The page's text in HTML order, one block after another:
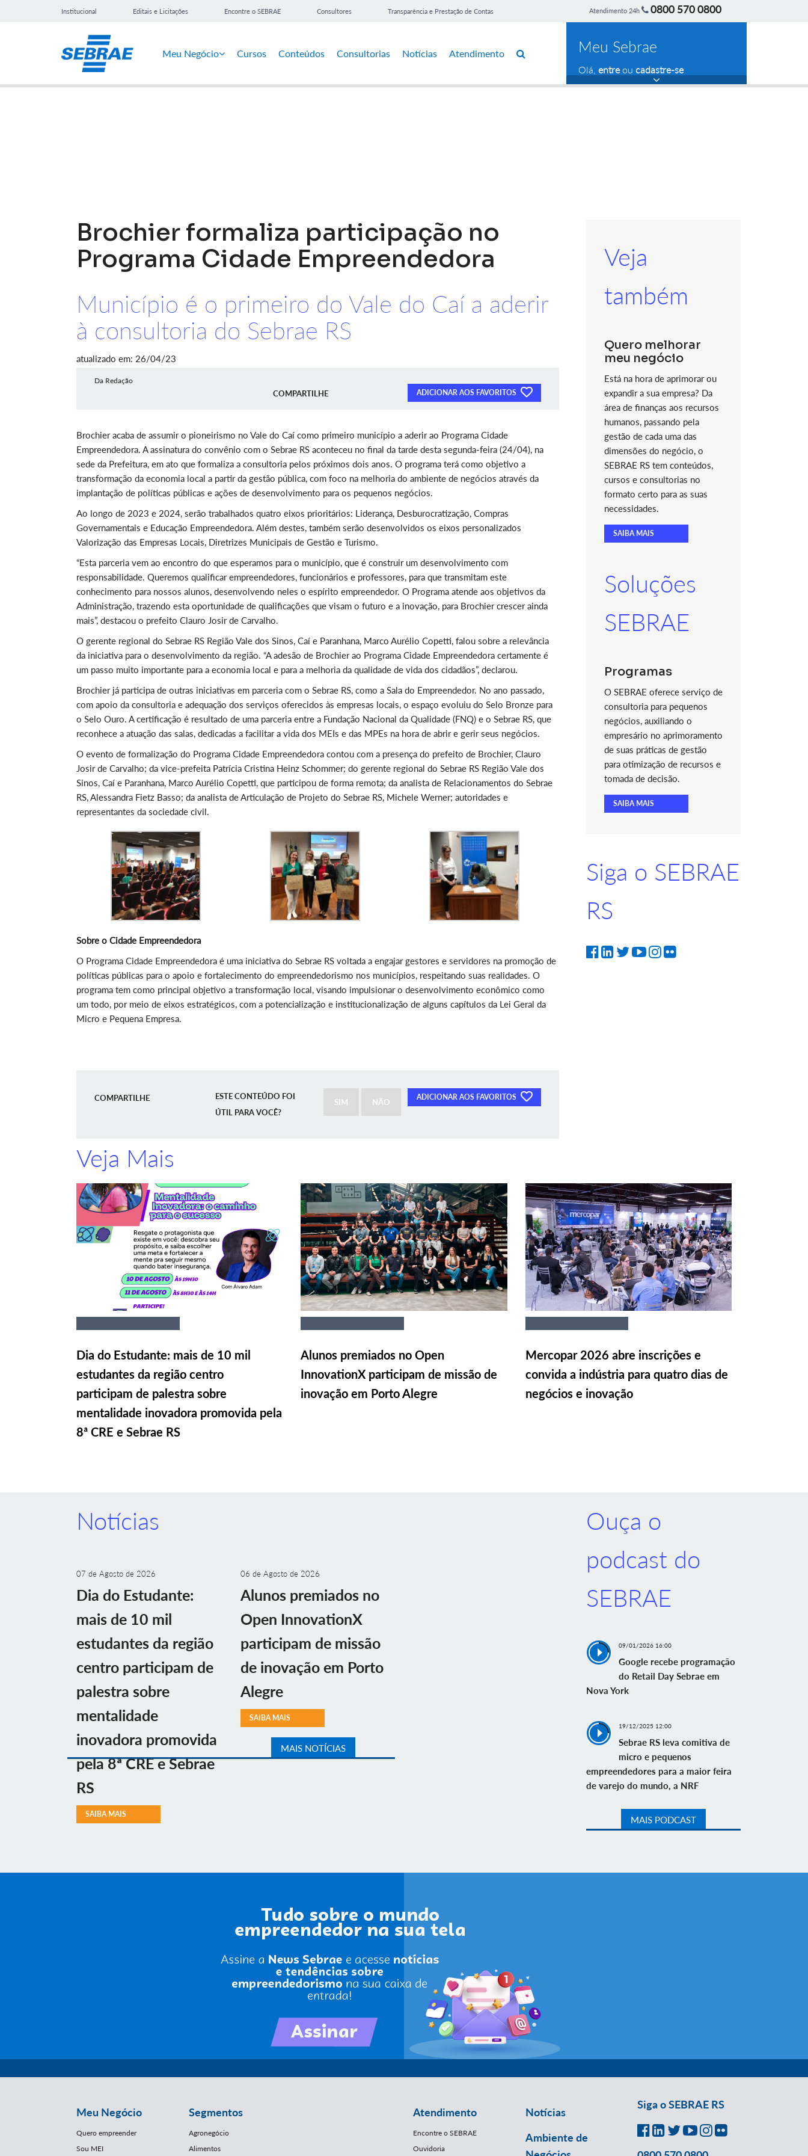
Institucional Editais e Licitações Encontre o SEBRAE Consultores Transparência e Prestação de Contas Atendimento 24h 0800 570 0800
Meu Negócio Cursos Conteúdos Consultorias Notícias Atendimento Meu Sebrae
Olá, entreou cadastre-se
Brochier formaliza participação no
Programa Cidade Empreendedora
Município é o primeiro do Vale do Caí a aderir
à consultoria do Sebrae RS
atualizado em: 26/04/23
Da Redação
COMPARTILHE ADICIONAR AOS FAVORITOS
Brochier acaba de assumir o pioneirismo no Vale do Caí como primeiro município a aderir ao Programa Cidade
Empreendedora. A assinatura do convênio com o Sebrae RS aconteceu no final da tarde desta segunda-feira (24/04), na
sede da Prefeitura, em ato que formaliza a consultoria pelos próximos dois anos. O programa terá como objetivo a
transformação da economia local a partir da gestão pública, com foco na melhoria do ambiente de negócios através da
implantação de políticas públicas e ações de desenvolvimento para os pequenos negócios.
Ao longo de 2023 e 2024, serão trabalhados quatro eixos prioritários: Liderança, Desburocratização, Compras
Governamentais e Educação Empreendedora. Além destes, também serão desenvolvidos os eixos personalizados
Valorização das Empresas Locais, Diretrizes Municipais de Gestão e Turismo.
“Esta parceria vem ao encontro do que esperamos para o município, que é construir um desenvolvimento com
responsabilidade. Queremos qualificar empreendedores, funcionários e professores, para que transmitam este
conhecimento para nossos alunos, desenvolvendo neles o espírito empreendedor. O Programa atende aos objetivos da
Administração, trazendo esta oportunidade de qualificações que visam o futuro e a inovação, para Brochier crescer ainda
mais”, destacou o prefeito Clauro Josir de Carvalho.
O gerente regional do Sebrae RS Região Vale dos Sinos, Caí e Paranhana, Marco Aurélio Copetti, falou sobre a relevância
da iniciativa para o desenvolvimento da região. “A adesão de Brochier ao Programa Cidade Empreendedora certamente é
um passo muito importante para a economia local e para a melhoria da qualidade de vida dos cidadãos”, declarou.
Brochier já participa de outras iniciativas em parceria com o Sebrae RS, como a Sala do Empreendedor. No ano passado,
com apoio da consultoria e adequação dos serviços oferecidos às empresas locais, o espaço evoluiu do Selo Bronze para
o Selo Ouro. A certificação é resultado de uma parceria entre a Fundação Nacional da Qualidade (FNQ) e o Sebrae RS, que
reconhece a atuação das salas, dedicadas a facilitar a vida dos MEIs e das MPEs na hora de abrir e gerir seus negócios.
O evento de formalização do Programa Cidade Empreendedora contou com a presença do prefeito de Brochier, Clauro
Josir de Carvalho; da vice-prefeita Patrícia Cristina Heinz Schommer; do gerente regional do Sebrae RS Região Vale dos
Sinos, Caí e Paranhana, Marco Aurélio Copetti, que participou de forma remota; da analista de Relacionamentos do Sebrae
RS, Alessandra Fietz Basso; da analista de Articulação de Projeto do Sebrae RS, Michele Werner; autoridades e
representantes da sociedade civil.
Sobre o Cidade Empreendedora
O Programa Cidade Empreendedora é uma iniciativa do Sebrae RS voltada a engajar gestores e servidores na promoção de
políticas públicas para o apoio e fortalecimento do empreendedorismo nos municípios, respeitando suas realidades. O
programa tem como principal objetivo a transformação local, visando impulsionar o desenvolvimento econômico como
um todo, por meio de eixos estratégicos, com a potencialização e institucionalização de alguns capítulos da Lei Geral da
Micro e Pequena Empresa.
COMPARTILHE ADICIONAR AOS FAVORITOS
ESTE CONTEÚDO FOI
ÚTIL PARA VOCÊ?
SIM NÃO
Veja
também
Quero melhorar
meu negócio
Está na hora de aprimorar ou
expandir a sua empresa? Da
área de finanças aos recursos
humanos, passando pela
gestão de cada uma das
dimensões do negócio, o
SEBRAE RS tem conteúdos,
cursos e consultorias no
formato certo para as suas
necessidades.
SAIBA MAIS
Soluções
SEBRAE
Programas
O SEBRAE oferece serviço de
consultoria para pequenos
negócios, auxiliando o
empresário no aprimoramento
de suas práticas de gestão
para otimização de recursos e
tomada de decisão.
SAIBA MAIS
Siga o SEBRAE
RS
Veja Mais
Dia do Estudante: mais de 10 mil
estudantes da região centro
participam de palestra sobre
mentalidade inovadora promovida pela
8ª CRE e Sebrae RS
Alunos premiados no Open
InnovationX participam de missão de
inovação em Porto Alegre
Mercopar 2026 abre inscrições e
convida a indústria para quatro dias de
negócios e inovação
Notícias
07 de Agosto de 2026
Dia do Estudante:
mais de 10 mil
estudantes da região
centro participam de
palestra sobre
mentalidade
inovadora promovida
pela 8ª CRE e Sebrae
RS
SAIBA MAIS
06 de Agosto de 2026
Alunos premiados no
Open InnovationX
participam de missão
de inovação em Porto
Alegre
SAIBA MAIS
MAIS NOTÍCIAS
Ouça o
podcast do
SEBRAE
09/01/2026 16:00
Google recebe programação
do Retail Day Sebrae em
Nova York
19/12/2025 12:00
Sebrae RS leva comitiva de
micro e pequenos
empreendedores para a maior feira
de varejo do mundo, a NRF
MAIS PODCAST
Meu Negócio
Quero empreender
Sou MEI
Segmentos
Agronegócio
Alimentos
Atendimento
Encontre o SEBRAE
Ouvidoria
Notícias
Ambiente de
Siga o SEBRAE RS